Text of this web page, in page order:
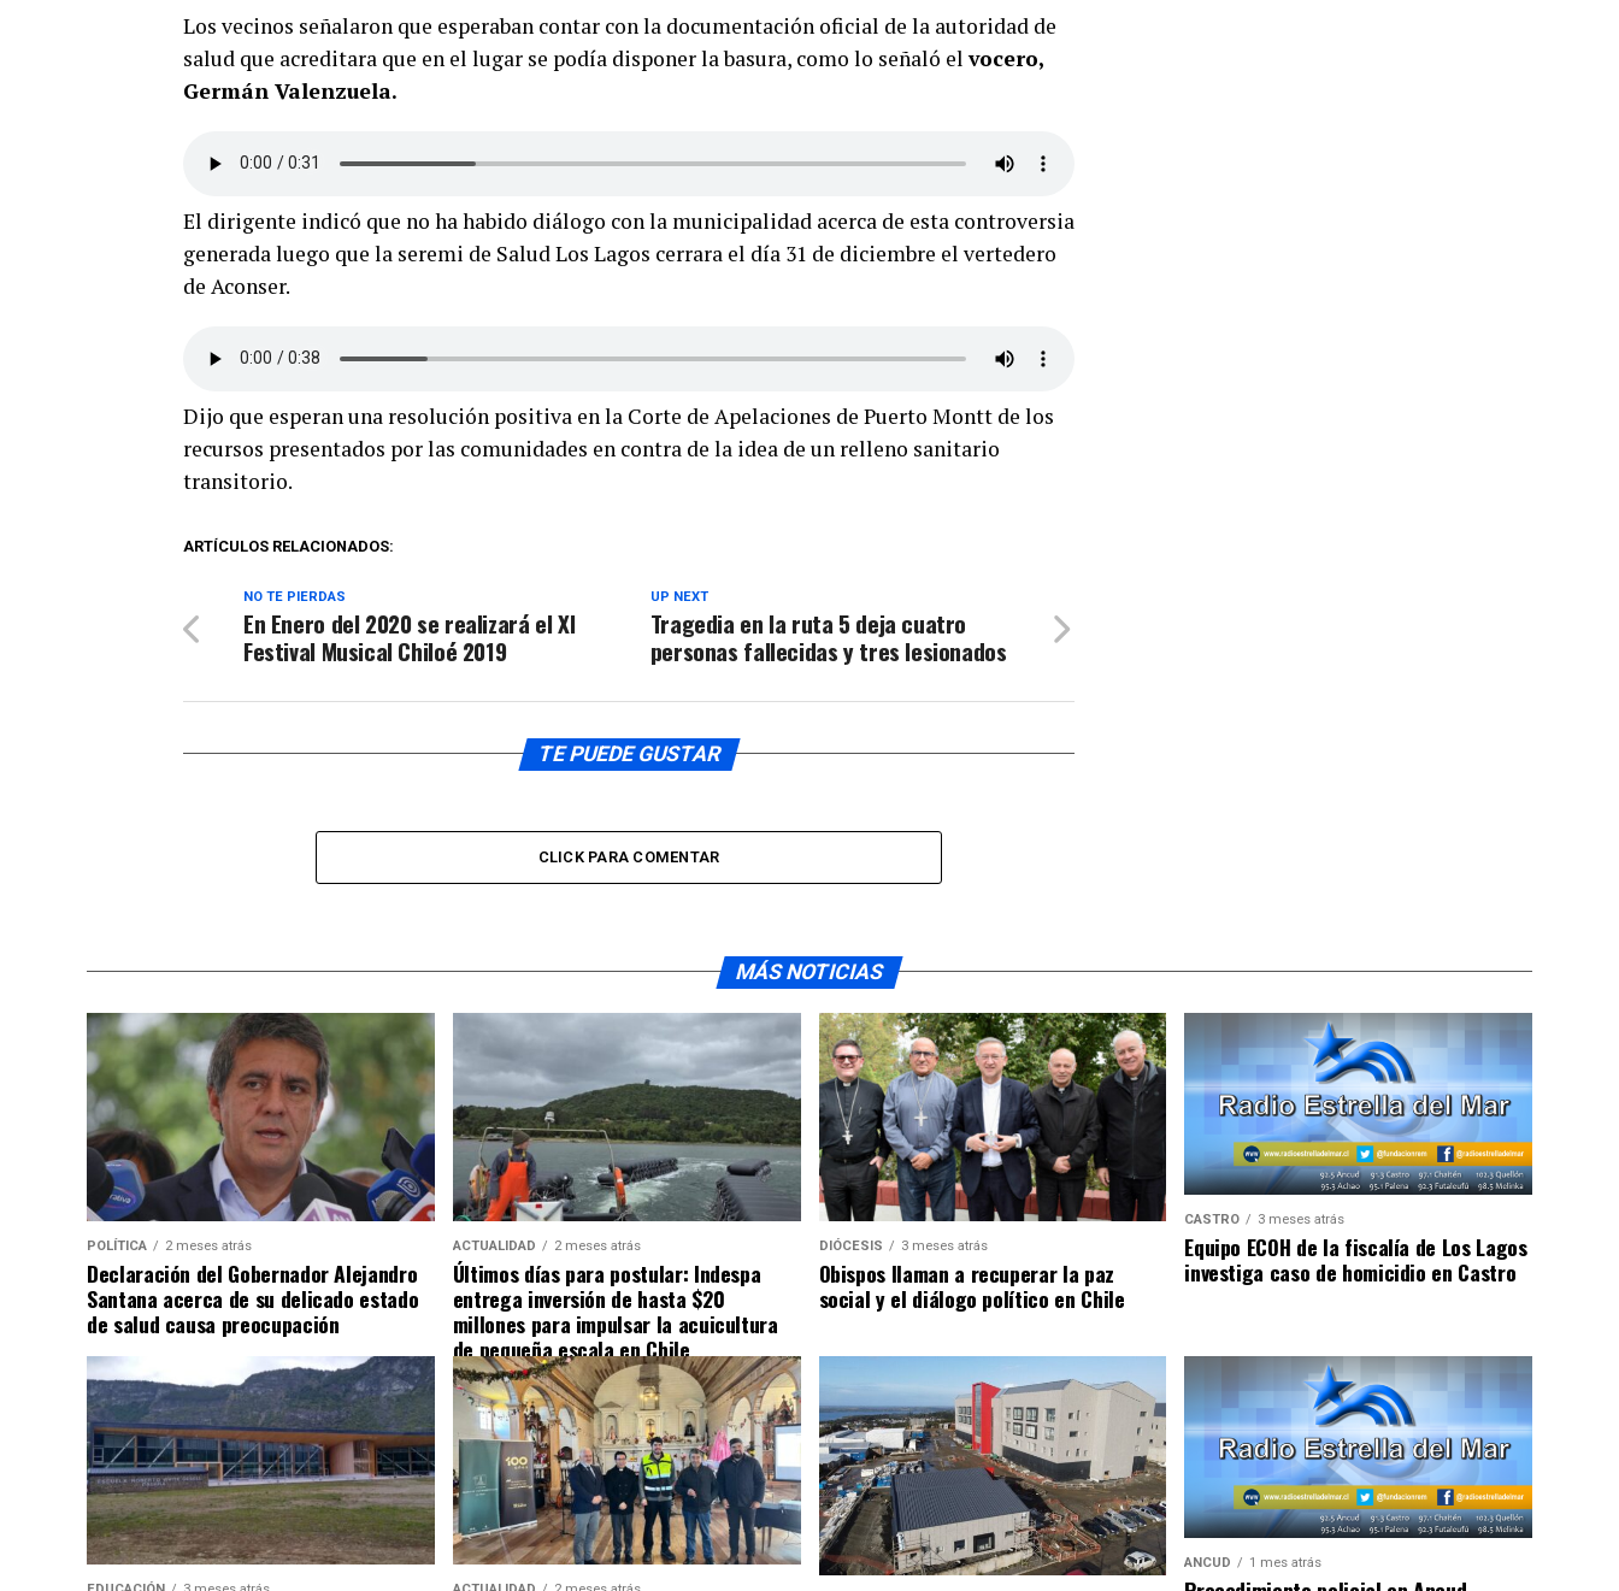
Los vecinos señalaron que esperaban contar con la documentación oficial de la autoridad de
salud que acreditara que en el lugar se podía disponer la basura, como lo señaló elvocero,
Germán Valenzuela.
El dirigente indicó que no ha habido diálogo con la municipalidad acerca de esta controversia
generada luego que la seremi de Salud Los Lagos cerrara el día 31 de diciembre el vertedero
de Aconser.
Dijo que esperan una resolución positiva en la Corte de Apelaciones de Puerto Montt de los
recursos presentados por las comunidades en contra de la idea de un relleno sanitario
transitorio.
ARTÍCULOS RELACIONADOS:
UP NEXT
Tragedia en la ruta 5 deja cuatro
personas fallecidas y tres lesionados
NO TE PIERDAS
En Enero del 2020 se realizará el XI
Festival Musical Chiloé 2019
TE PUEDE GUSTAR
CLICK PARA COMENTAR
MÁS NOTICIAS
POLÍTICA 2 meses atrás
Declaración del Gobernador Alejandro
Santana acerca de su delicado estado
de salud causa preocupación
ACTUALIDAD 2 meses atrás
Últimos días para postular: Indespa
entrega inversión de hasta $20
millones para impulsar la acuicultura
de pequeña escala en Chile
DIÓCESIS 3 meses atrás
Obispos llaman a recuperar la paz
social y el diálogo político en Chile
CASTRO 3 meses atrás
Equipo ECOH de la fiscalía de Los Lagos
investiga caso de homicidio en Castro
ANCUD 1 mes atrás